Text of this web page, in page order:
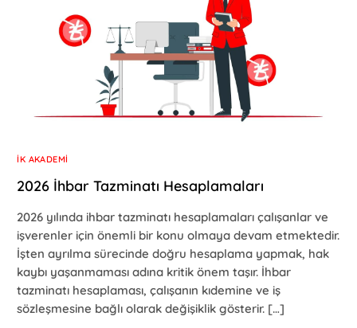
İK AKADEMI
2026 İhbar Tazminatı Hesaplamaları
2026 yılında ihbar tazminatı hesaplamaları çalışanlar ve
işverenler için önemli bir konu olmaya devam etmektedir.
İşten ayrılma sürecinde doğru hesaplama yapmak, hak
kaybı yaşanmaması adına kritik önem taşır. İhbar
tazminatı hesaplaması, çalışanın kıdemine ve iş
sözleşmesine bağlı olarak değişiklik gösterir. […]